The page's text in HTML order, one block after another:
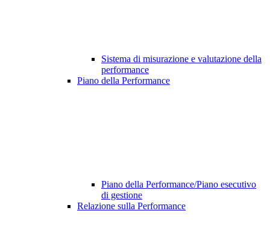
Sistema di misurazione e valutazione della
performance
Piano della Performance
Piano della Performance/Piano esecutivo
di gestione
Relazione sulla Performance